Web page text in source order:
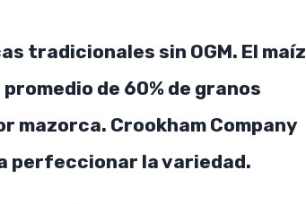
tradicionales sin OGM. El maíz
de 60% de granos
mazorca. Crookham Company
perfeccionar la variedad.